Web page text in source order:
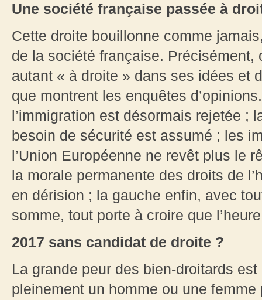
Une société française passée à
Cette droite bouillonne comme
de la société française.
autant « à droite » dans ses idées et
que montrent les enquêtes
l’immigration est désormais rejetée ;
besoin de sécurité est assumé ; les
l’Union Européenne ne revêt plus le
la morale permanente des droits de
en dérision ; la gauche enfin, avec
somme, tout porte à croire que
2017 sans candidat de droite ?
La grande peur des bien-droitards
pleinement un homme ou une